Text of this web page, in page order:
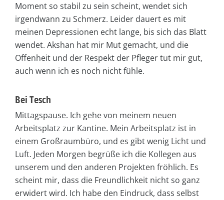
Moment so stabil zu sein scheint, wendet sich
irgendwann zu Schmerz. Leider dauert es mit
meinen Depressionen echt lange, bis sich das Blatt
wendet. Akshan hat mir Mut gemacht, und die
Offenheit und der Respekt der Pfleger tut mir gut,
auch wenn ich es noch nicht fühle.
Bei Tesch
Mittagspause. Ich gehe von meinem neuen
Arbeitsplatz zur Kantine. Mein Arbeitsplatz ist in
einem Großraumbüro, und es gibt wenig Licht und
Luft. Jeden Morgen begrüße ich die Kollegen aus
unserem und den anderen Projekten fröhlich. Es
scheint mir, dass die Freundlichkeit nicht so ganz
erwidert wird. Ich habe den Eindruck, dass selbst